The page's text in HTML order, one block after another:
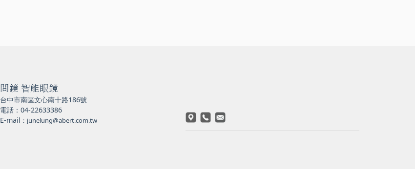
問鏡 智能眼鏡
台中市南區文心南十路186號
電話：04-22633386
E-mail ：junelung@abert.com.tw